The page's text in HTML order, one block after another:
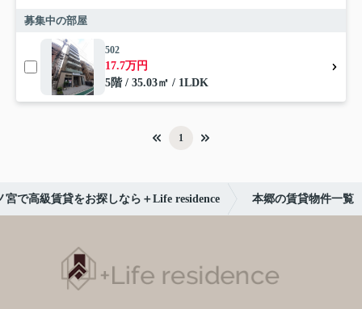
募集中の部屋
502
17.7万円
5階 / 35.03㎡ / 1LDK
1
で高級賃貸をお探しなら＋Life residence 本郷の賃貸物件一覧